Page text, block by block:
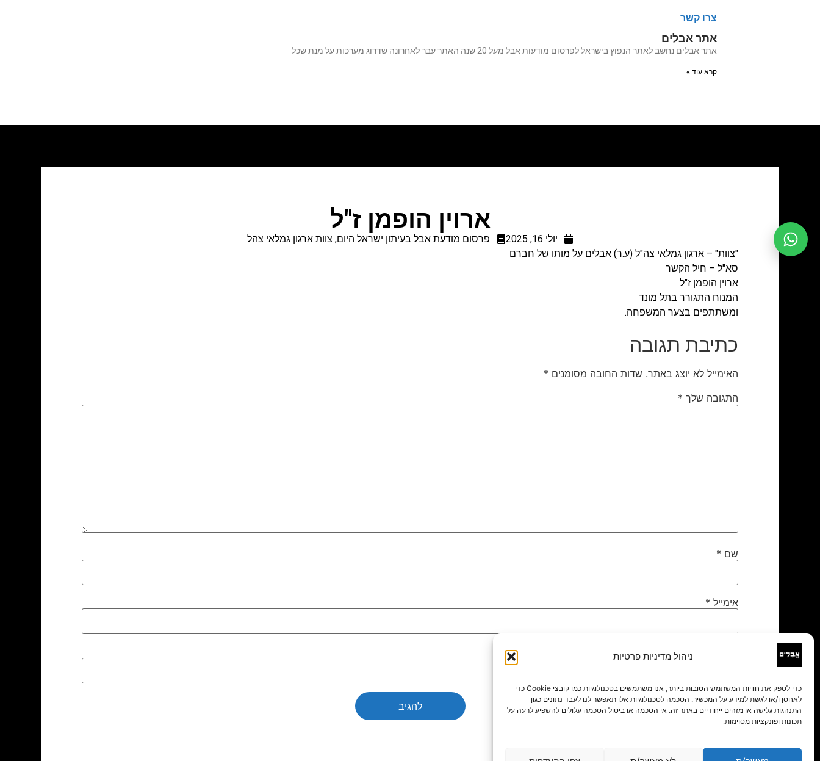
ניהול מדיניות פרטיות
כדי לספק את חוויות המשתמש הטובות ביותר, אנו משתמשים בטכנולוגיות כמו קובצי Cookie כדי
לאחסן ו/או לגשת למידע על המכשיר. הסכמה לטכנולוגיות אלו תאפשר לנו לעבד נתונים כגון
התנהגות גלישה או מזהים ייחודיים באתר זה. אי הסכמה או ביטול הסכמה עלולים להשפיע לרעה על
תכונות ופונקציות מסוימות.
צרו קשר
אתר אבלים
אתר אבלים נחשב לאתר הנפוץ בישראל לפרסום מודעות אבל מעל 20 שנה האתר עבר לאחרונה שדרוג מערכות על מנת שכל
קרא עוד »
ארוין הופמן ז"ל
יולי 16, 2025 פרסום מודעת אבל בעיתון ישראל היום, צוות ארגון גמלאי צהל
"צוות" – ארגון גמלאי צה"ל (ע.ר) אבלים על מותו של חברם
סא"ל – חיל הקשר
ארוין הופמן ז"ל
המנוח התגורר בתל מונד
ומשתתפים בצער המשפחה.
כתיבת תגובה
האימייל לא יוצג באתר. שדות החובה מסומנים *
התגובה שלך *
שם *
אימייל *